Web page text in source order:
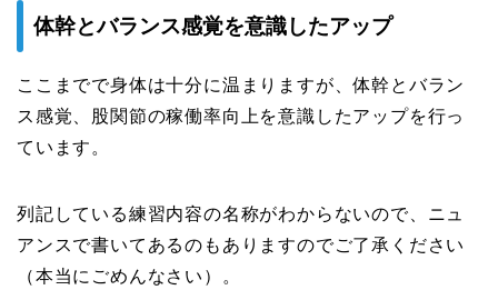
体幹とバランス感覚を意識したアップ
ここまでで身体は十分に温まりますが、体幹とバラン
ス感覚、股関節の稼働率向上を意識したアップを行っ
ています。
列記している練習内容の名称がわからないので、ニュ
アンスで書いてあるのもありますのでご了承ください
（本当にごめんなさい）。